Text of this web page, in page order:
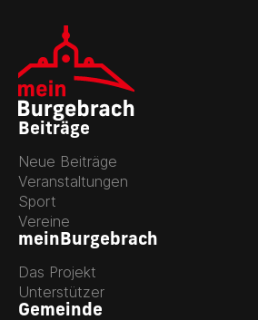
Beiträge
Neue Beiträge
Veranstaltungen
Sport
Vereine
meinBurgebrach
Das Projekt
Unterstützer
Gemeinde